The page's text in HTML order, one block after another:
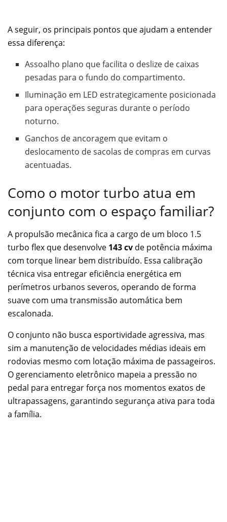
A seguir, os principais pontos que ajudam a entender
essa diferença:
Assoalho plano que facilita o deslize de caixas
pesadas para o fundo do compartimento.
Iluminação em LED estrategicamente posicionada
para operações seguras durante o período
noturno.
Ganchos de ancoragem que evitam o
deslocamento de sacolas de compras em curvas
acentuadas.
Como o motor turbo atua em
conjunto com o espaço familiar?
A propulsão mecânica fica a cargo de um bloco 1.5
turbo flex que desenvolve 143 cv de potência máxima
com torque linear bem distribuído. Essa calibração
técnica visa entregar eficiência energética em
perímetros urbanos severos, operando de forma
suave com uma transmissão automática bem
escalonada.
O conjunto não busca esportividade agressiva, mas
sim a manutenção de velocidades médias ideais em
rodovias mesmo com lotação máxima de passageiros.
O gerenciamento eletrônico mapeia a pressão no
pedal para entregar força nos momentos exatos de
ultrapassagens, garantindo segurança ativa para toda
a família.